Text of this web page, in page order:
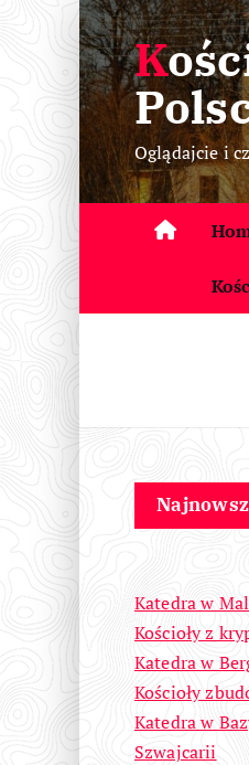
S
k
i
p
t
c
e
Kościoły w
Oglądajcie i
Katedra w
Kościoły z
Katedra w
Kościoły
Katedra w
Szwajcarii